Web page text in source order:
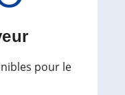
pour le